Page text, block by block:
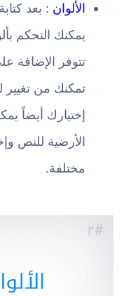
الألوان : بعد
يمكنك التحكم
تتوفر الإضافة
تمكنك من
إختيارك أيضاً
الأرضية للنص
مختلفة.